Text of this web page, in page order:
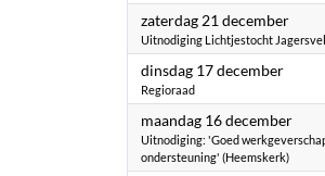
zaterdag 21 december2024
Uitnodiging Lichtjestocht
dinsdag 17 december2024
Regioraad
maandag 16 december2024
Uitnodiging: 'Goed
ondersteuning' (Heemskerk)